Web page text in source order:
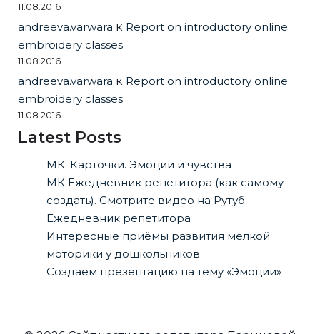
11.08.2016
andreeva.varwara к Report on introductory online
embroidery classes.
11.08.2016
andreeva.varwara к Report on introductory online
embroidery classes.
11.08.2016
Latest Posts
МК. Карточки. Эмоции и чувства
МК Ежедневник репетитора (как самому
создать). Смотрите видео на Рутуб
Ежедневник репетитора
Интересные приёмы развития мелкой
моторики у дошкольников
Создаём презентацию на тему «Эмоции»